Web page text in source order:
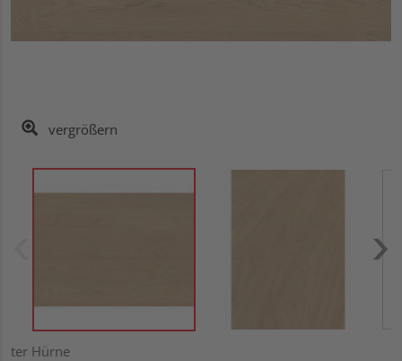
vergrößern
ter Hürne